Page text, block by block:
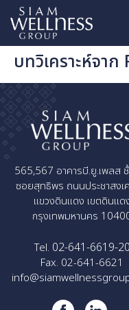
บทวิเคราะห์จา
565,567 อาคารบี.ยู.เพลส
ซอยสุทธิพร ถนนประชาสงเ
แขวงดินแดง เขตดินแด
กรุงเทพมหานคร
Tel. 02-641-6619-20
Fax. 02-641-6621